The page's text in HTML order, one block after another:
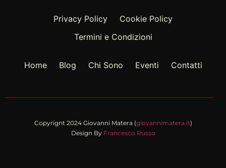
Privacy Policy
Cookie Policy
Termini e Condizioni
Home Blog Chi Sono Eventi Contatti
Copyrignt 2024 Giovanni Matera (giovannimatera.it)
Design By Francesco Russo